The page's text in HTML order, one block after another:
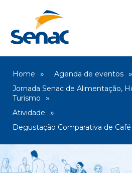
Home Agenda de eventos
Jornada Senac de Alimentação,
Turismo
Atividade
Degustação Comparativa de Café